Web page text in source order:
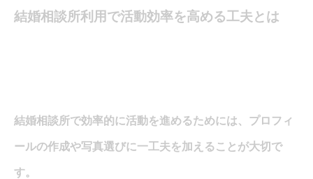
結婚相談所利用で活動効率を高める工夫とは
結婚相談所で効率的に活動を進めるためには、プロフィ
ールの作成や写真選びに一工夫を加えることが大切で
す。